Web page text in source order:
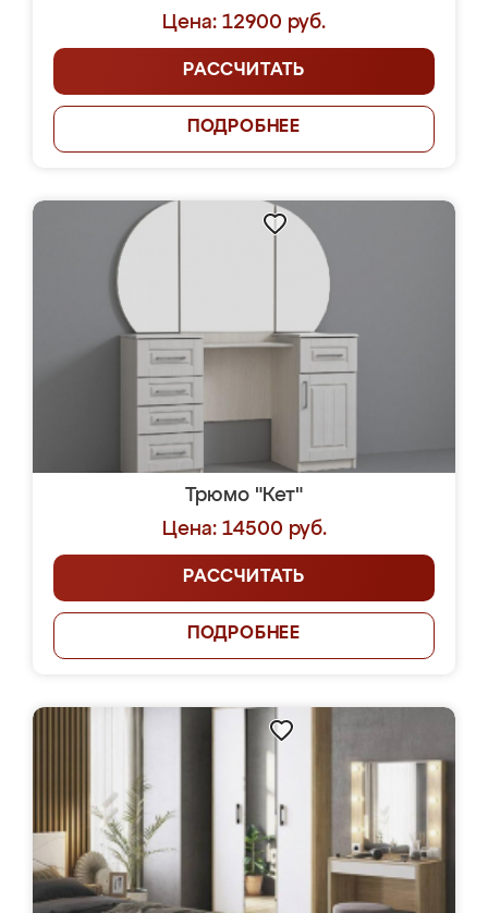
Цена: 12900 руб.
РАССЧИТАТЬ
ПОДРОБНЕЕ
Трюмо "Кет"
Цена: 14500 руб.
РАССЧИТАТЬ
ПОДРОБНЕЕ